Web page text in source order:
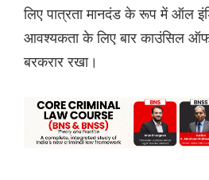
लिए पात्रता मानदंड के रूप में ऑल
आवश्यकता के लिए बार काउंसिल ऑफ
बरकरार रखा।